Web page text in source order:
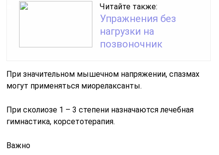
Читайте также:
Упражнения без
нагрузки на
позвоночник
При значительном мышечном напряжении, спазмах
могут применяться миорелаксанты.
При сколиозе 1 – 3 степени назначаются лечебная
гимнастика, корсетотерапия.
Важно